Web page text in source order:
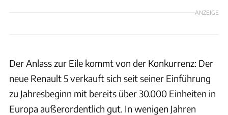
ANZEIGE
Der Anlass zur Eile kommt von der Konkurrenz: Der
neue Renault 5 verkauft sich seit seiner Einführung
zu Jahresbeginn mit bereits über 30.000 Einheiten in
Europa außerordentlich gut. In wenigen Jahren